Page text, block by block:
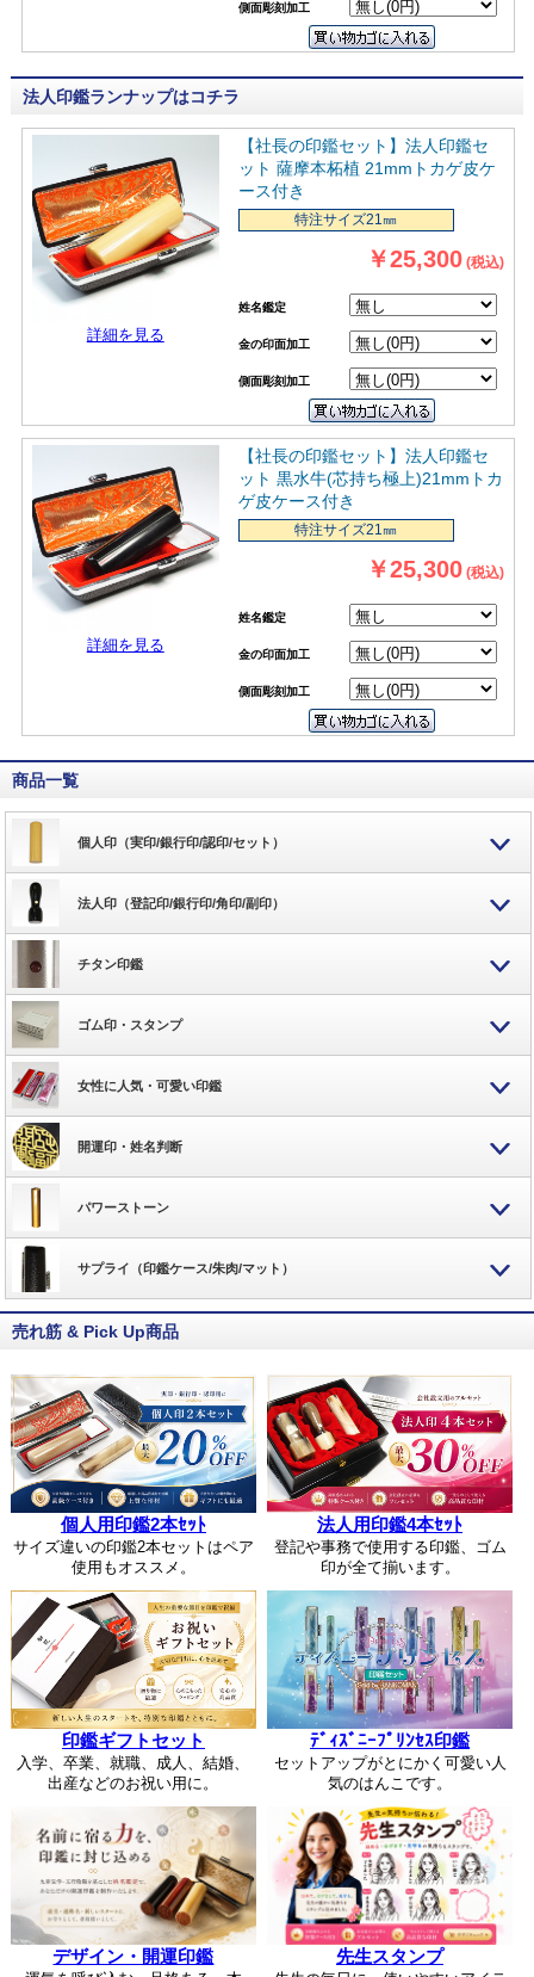
側面彫刻加工
法人印鑑ランナップはコチラ
詳細を見る
【社長の印鑑セット】法人印鑑セ
ット 薩摩本柘植 21mmトカゲ皮ケ
ース付き
特注サイズ21㎜
￥25,300 (税込)
姓名鑑定
金の印面加工
側面彫刻加工
詳細を見る
【社長の印鑑セット】法人印鑑セ
ット 黒水牛(芯持ち極上)21mmトカ
ゲ皮ケース付き
特注サイズ21㎜
￥25,300 (税込)
姓名鑑定
金の印面加工
側面彫刻加工
商品一覧
個人印（実印/銀行印/認印/セット）
法人印（登記印/銀行印/角印/副印）
チタン印鑑
ゴム印・スタンプ
女性に人気・可愛い印鑑
開運印・姓名判断
パワーストーン
サプライ（印鑑ケース/朱肉/マット）
売れ筋 & Pick Up商品
個人用印鑑2本ｾｯﾄ
サイズ違いの印鑑2本セットはペア
使用もオススメ。
法人用印鑑4本ｾｯﾄ
登記や事務で使用する印鑑、ゴム
印が全て揃います。
印鑑ギフトセット
入学、卒業、就職、成人、結婚、
出産などのお祝い用に。
ﾃﾞｨｽﾞﾆｰﾌﾟﾘﾝｾｽ印鑑
セットアップがとにかく可愛い人
気のはんこです。
デザイン・開運印鑑 先生スタンプ